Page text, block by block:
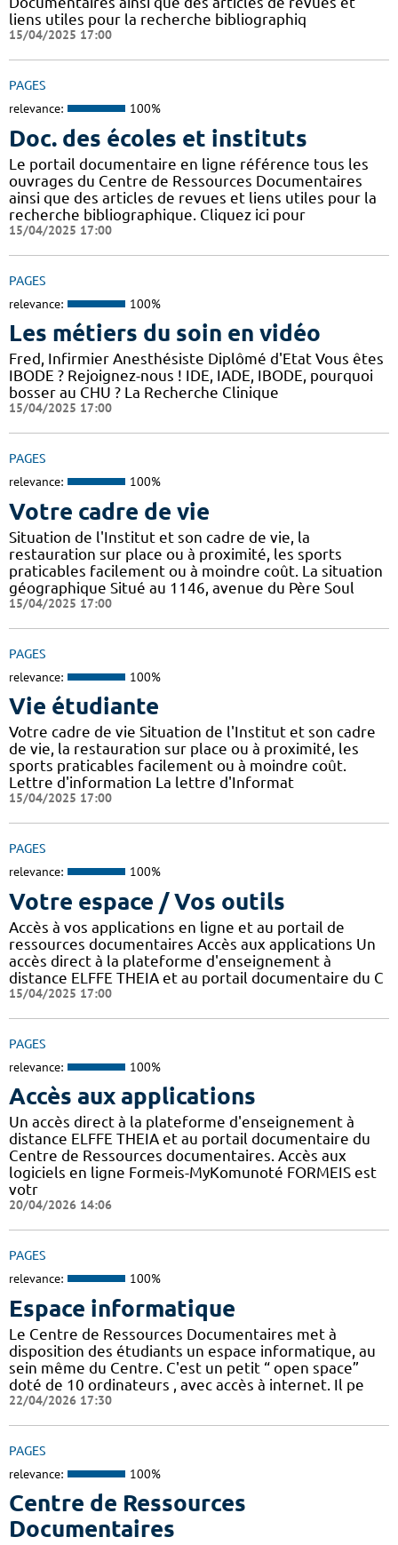
liens utiles pour la recherche bibliographiq
15/04/2025 17:00
PAGES
relevance: 100%
Doc. des écoles et instituts
Le portail documentaire en ligne référence tous les
ouvrages du Centre de Ressources Documentaires
ainsi que des articles de revues et liens utiles pour la
recherche bibliographique. Cliquez ici pour
15/04/2025 17:00
PAGES
relevance: 100%
Les métiers du soin en vidéo
Fred, Infirmier Anesthésiste Diplômé d'Etat Vous êtes
IBODE ? Rejoignez-nous ! IDE, IADE, IBODE, pourquoi
bosser au CHU ? La Recherche Clinique
15/04/2025 17:00
PAGES
relevance: 100%
Votre cadre de vie
Situation de l'Institut et son cadre de vie, la
restauration sur place ou à proximité, les sports
praticables facilement ou à moindre coût. La situation
géographique Situé au 1146, avenue du Père Soul
15/04/2025 17:00
PAGES
relevance: 100%
Vie étudiante
Votre cadre de vie Situation de l'Institut et son cadre
de vie, la restauration sur place ou à proximité, les
sports praticables facilement ou à moindre coût.
Lettre d'information La lettre d'Informat
15/04/2025 17:00
PAGES
relevance: 100%
Votre espace / Vos outils
Accès à vos applications en ligne et au portail de
ressources documentaires Accès aux applications Un
accès direct à la plateforme d'enseignement à
distance ELFFE THEIA et au portail documentaire du C
15/04/2025 17:00
PAGES
relevance: 100%
Accès aux applications
Un accès direct à la plateforme d'enseignement à
distance ELFFE THEIA et au portail documentaire du
Centre de Ressources documentaires. Accès aux
logiciels en ligne Formeis-MyKomunoté FORMEIS est
votr
20/04/2026 14:06
PAGES
relevance: 100%
Espace informatique
Le Centre de Ressources Documentaires met à
disposition des étudiants un espace informatique, au
sein même du Centre. C'est un petit “ open space”
doté de 10 ordinateurs , avec accès à internet. Il pe
22/04/2026 17:30
PAGES
relevance: 100%
Centre de Ressources
Documentaires